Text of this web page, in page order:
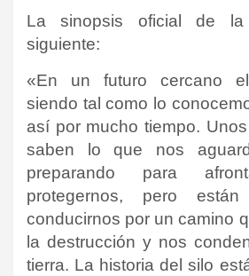
La sinopsis oficial de
siguiente:
«En un futuro cercano
siendo tal como lo
así por mucho tiempo.
saben lo que nos
preparando para
protegernos, pero
conducirnos por un camino
la destrucción y nos
tierra. La historia del silo